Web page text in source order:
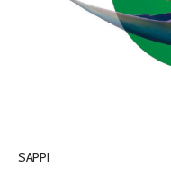
SAPPI